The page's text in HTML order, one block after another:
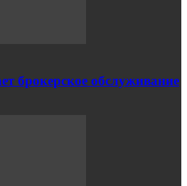
брокерское обслуживание